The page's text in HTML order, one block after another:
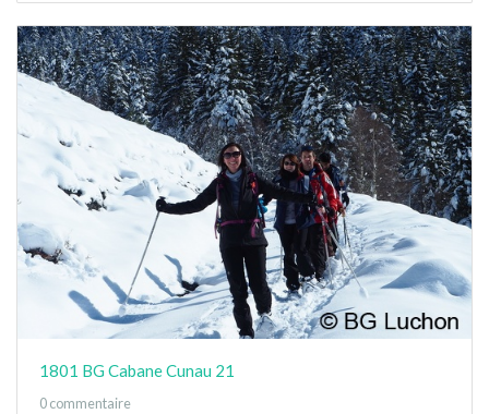
1801 BG Cabane Cunau 21
0 commentaire